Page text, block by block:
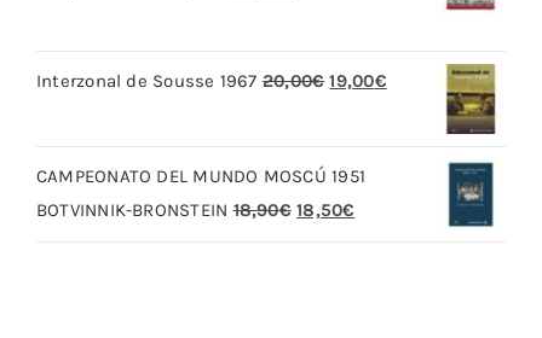
era:
es:
Interzonal de Sousse 1967 20,00€ El
era:
20,00€.
19,00€El
CAMPEONATO DEL MUNDO MOSCÚ 1951
BOTVINNIK-BRONSTEIN 18,90€ El
18,50€